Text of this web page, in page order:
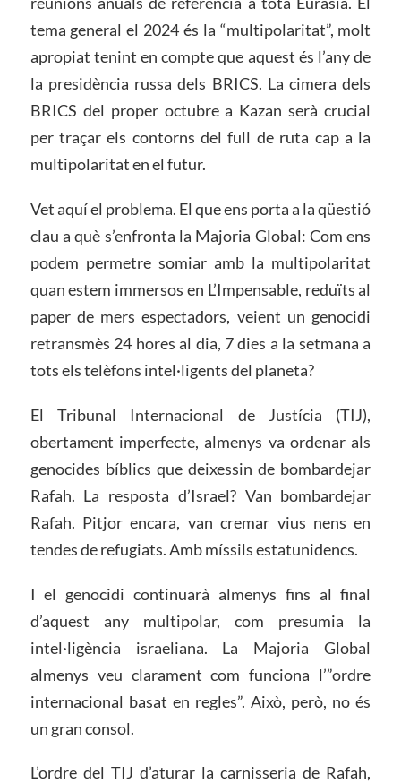
tema general el 2024 és la “multipolaritat”, molt
apropiat tenint en compte que aquest és l’any de
la presidència russa dels BRICS. La cimera dels
BRICS del proper octubre a Kazan serà crucial
per traçar els contorns del full de ruta cap a la
multipolaritat en el futur.
Vet aquí el problema. El que ens porta a la qüestió
clau a què s’enfronta la Majoria Global: Com ens
podem permetre somiar amb la multipolaritat
quan estem immersos en L’Impensable, reduïts al
paper de mers espectadors, veient un genocidi
retransmès 24 hores al dia, 7 dies a la setmana a
tots els telèfons intel·ligents del planeta?
El Tribunal Internacional de Justícia (TIJ),
obertament imperfecte, almenys va ordenar als
genocides bíblics que deixessin de bombardejar
Rafah. La resposta d’Israel? Van bombardejar
Rafah. Pitjor encara, van cremar vius nens en
tendes de refugiats. Amb míssils estatunidencs.
I el genocidi continuarà almenys fins al final
d’aquest any multipolar, com presumia la
intel·ligència israeliana. La Majoria Global
almenys veu clarament com funciona l’”ordre
internacional basat en regles”. Això, però, no és
un gran consol.
L’ordre del TIJ d’aturar la carnisseria de Rafah,